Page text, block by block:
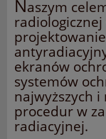
Naszym
ekranów
systemów
najwyższych
procedur w
radiacyjnej.